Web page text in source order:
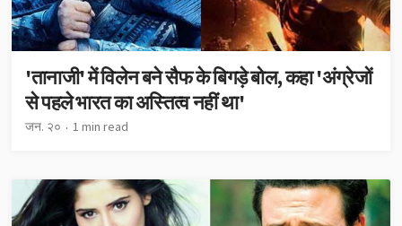
'तानाजी' में विलेन बने सैफ के बिगड़े बोल, कहा 'अंग्रेजों
से पहले भारत का अस्तित्व नहीं था'
जन. २० 1 min read